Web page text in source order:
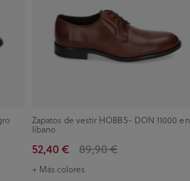
Zapatos de vestir HOBBS- DON 11000 en
líbano
52,40 € 89,90 €
+ Más colores